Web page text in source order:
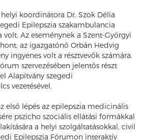
koordinátora Dr. Szok Délia
Epilepszia szakambulancia
volt. Az eseménynek a Szent-Györgyi
az igazgatónő Orbán Hedvig
ingyenes volt a résztvevők számára.
szervezésében jelentős részt
Alapítvány szegedi
vezetésével.
első lépés az epilepszia medicinális
pszicho szociális ellátási formákkal
a helyi szolgáltatásokkal, civil
Epilepszia Fórumon interaktív